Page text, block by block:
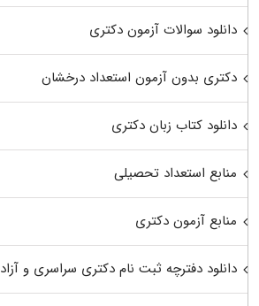
دانلود سوالات آزمون دکتری
دکتری بدون آزمون استعداد درخشان
دانلود کتاب زبان دکتری
منابع استعداد تحصیلی
منابع آزمون دکتری
دانلود دفترچه ثبت نام دکتری سراسری و آزاد